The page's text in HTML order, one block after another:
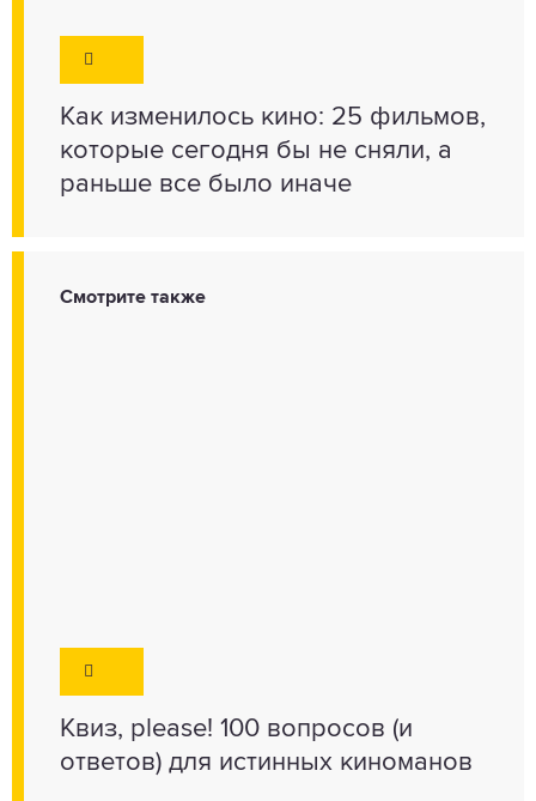
Как изменилось кино: 25 фильмов,
которые сегодня бы не сняли, а
раньше все было иначе
Смотрите также
Квиз, please! 100 вопросов (и
ответов) для истинных киноманов